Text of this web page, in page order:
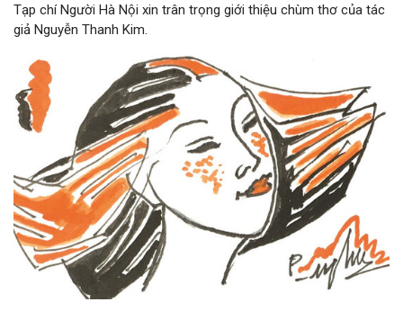
Tạp chí Người Hà Nội xin trân trọng giới thiệu chùm thơ của tác
giả Nguyễn Thanh Kim.